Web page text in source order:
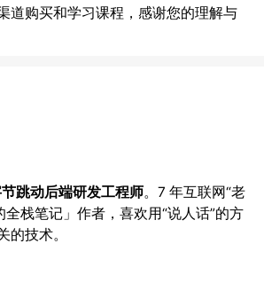
道购买和学习课程，感谢您的理解与
跳动后端研发工程师。7 年互联网“老
全栈笔记」作者，喜欢用“说人话”的方
的技术。